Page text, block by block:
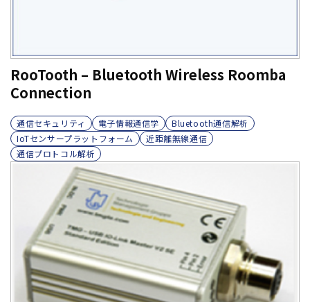
RooTooth – Bluetooth Wireless Roomba
Connection
通信セキュリティ 電子情報通信学
Bluetooth通信解析
IoTセンサープラットフォーム
近距離無線通信
通信プロトコル解析